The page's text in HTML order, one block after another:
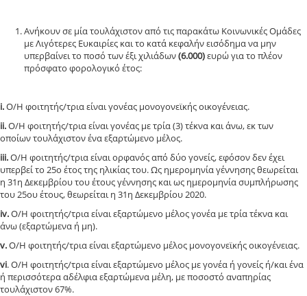
Ανήκουν σε μία τουλάχιστον από τις παρακάτω Κοινωνικές Ομάδες
με Λιγότερες Ευκαιρίες και το κατά κεφαλήν εισόδημα να μην
υπερβαίνει το ποσό των έξι χιλιάδων(6.000)ευρώ για το πλέον
πρόσφατο φορολογικό έτος:
i.Ο/Η φοιτητής/τρια είναι γονέας μονογονεϊκής οικογένειας.
ii.Ο/Η φοιτητής/τρια είναι γονέας με τρία (3) τέκνα και άνω, εκ των
οποίων τουλάχιστον ένα εξαρτώμενο μέλος.
iii.Ο/Η φοιτητής/τρια είναι ορφανός από δύο γονείς, εφόσον δεν έχει
υπερβεί το 25ο έτος της ηλικίας του. Ως ημερομηνία γέννησης θεωρείται
η 31η Δεκεμβρίου του έτους γέννησης και ως ημερομηνία συμπλήρωσης
του 25ου έτους, θεωρείται η 31η Δεκεμβρίου 2020.
iv.Ο/Η φοιτητής/τρια είναι εξαρτώμενο μέλος γονέα με τρία τέκνα και
άνω (εξαρτώμενα ή μη).
v.Ο/Η φοιτητής/τρια είναι εξαρτώμενο μέλος μονογονεϊκής οικογένειας.
vi. Ο/Η φοιτητής/τρια είναι εξαρτώμενο μέλος με γονέα ή γονείς ή/και ένα
ή περισσότερα αδέλφια εξαρτώμενα μέλη, με ποσοστό αναπηρίας
τουλάχιστον 67%.